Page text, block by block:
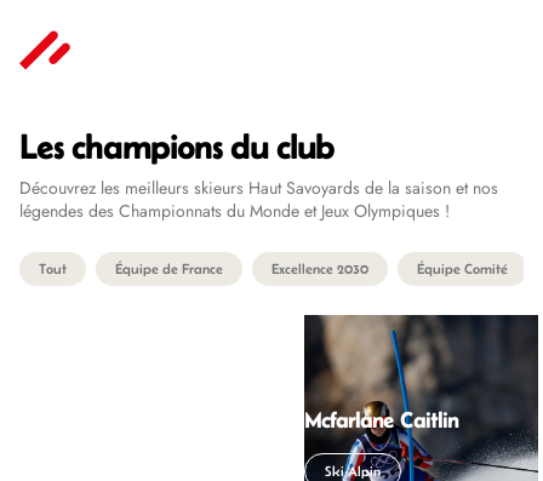
Les champions du club
Découvrez les meilleurs skieurs Haut Savoyards de la saison et nos
légendes des Championnats du Monde et Jeux Olympiques !
Tout Équipe de France Excellence 2030 Équipe Comité
Nicol Mia
Ski Alpin